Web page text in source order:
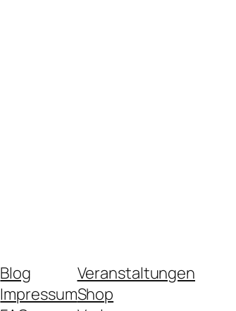
Blog
Impressum
Veranstaltungen
Shop